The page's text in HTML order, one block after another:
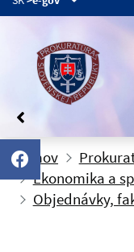
Domov
Ekonomika a
Objednávky,